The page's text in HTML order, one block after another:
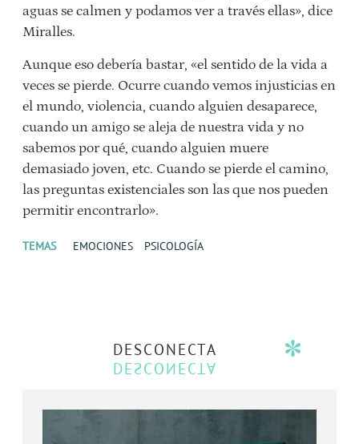
aguas se calmen y podamos ver a través ellas», dice
Miralles.
Aunque eso debería bastar, «el sentido de la vida a
veces se pierde. Ocurre cuando vemos injusticias en
el mundo, violencia, cuando alguien desaparece,
cuando un amigo se aleja de nuestra vida y no
sabemos por qué, cuando alguien muere
demasiado joven, etc. Cuando se pierde el camino,
las preguntas existenciales son las que nos pueden
permitir encontrarlo».
TEMAS EMOCIONES PSICOLOGÍA
DESCONECTA